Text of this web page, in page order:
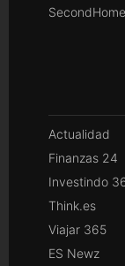
Actualidad
Finanzas 24
Investindo
Think.es
Viajar 365
ES Newz